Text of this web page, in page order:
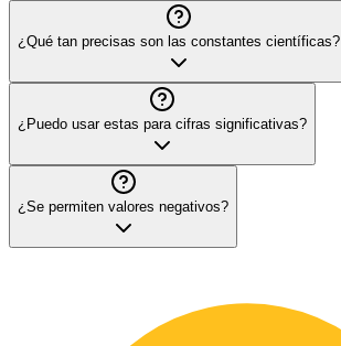
¿Qué tan precisas son las constantes científicas?
¿Puedo usar estas para cifras significativas?
¿Se permiten valores negativos?